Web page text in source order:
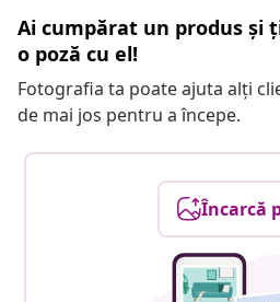
Ai cumpărat un produs și
o poză cu el!
Fotografia ta poate ajuta alți
de mai jos pentru a începe.
Încarcă